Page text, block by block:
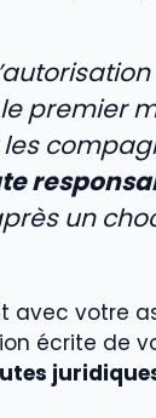
premier
un
avec votre
écrite de